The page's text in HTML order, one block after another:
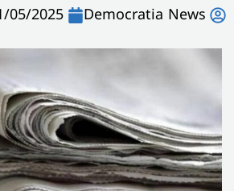
Democratia News
05/2025